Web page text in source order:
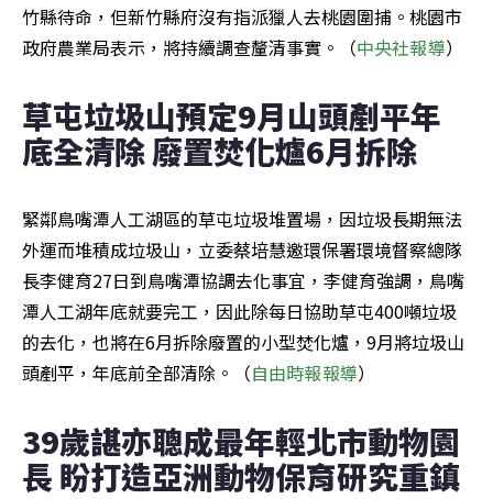
竹縣待命，但新竹縣府沒有指派獵人去桃園圍捕。桃園市
政府農業局表示，將持續調查釐清事實。（中央社報導）
草屯垃圾山預定9月山頭剷平年
底全清除 廢置焚化爐6月拆除
緊鄰鳥嘴潭人工湖區的草屯垃圾堆置場，因垃圾長期無法
外運而堆積成垃圾山，立委蔡培慧邀環保署環境督察總隊
長李健育27日到鳥嘴潭協調去化事宜，李健育強調，鳥嘴
潭人工湖年底就要完工，因此除每日協助草屯400噸垃圾
的去化，也將在6月拆除廢置的小型焚化爐，9月將垃圾山
頭剷平，年底前全部清除。（自由時報報導）
39歲諶亦聰成最年輕北市動物園
長 盼打造亞洲動物保育研究重鎮